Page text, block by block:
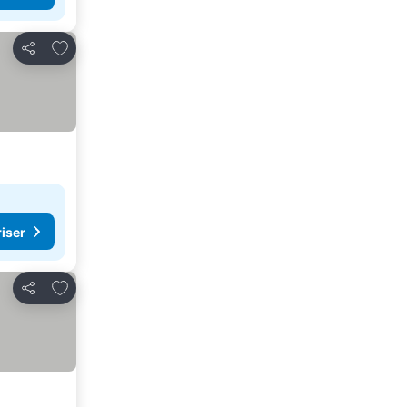
Dela
Lägg till i Mina Favoriter
Dela
Lägg till i Mina Favoriter